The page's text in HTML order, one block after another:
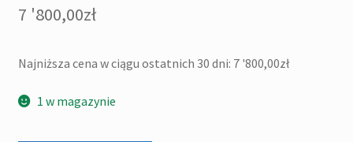
7 '800,00zł
Najniższa cena w ciągu ostatnich 30 dni: 7 '800,00zł
1 w magazynie